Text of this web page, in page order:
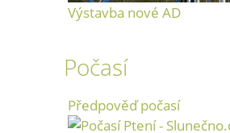
Výstavba nové AD
Počasí
Předpověď počasí